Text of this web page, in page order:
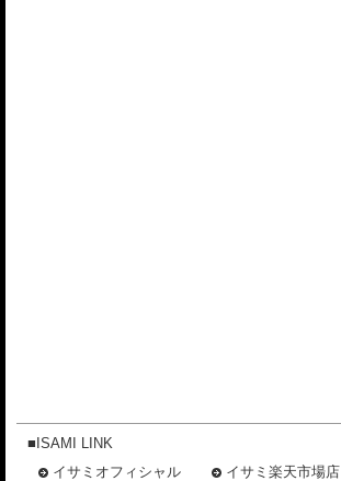
■ISAMI LINK
イサミオフィシャル
イサミ楽天市場店